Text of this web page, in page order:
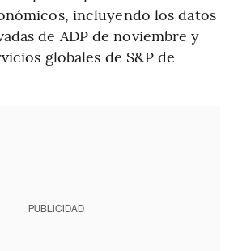
incluyendo los datos
de ADP de noviembre y
globales de S&P de
PUBLICIDAD